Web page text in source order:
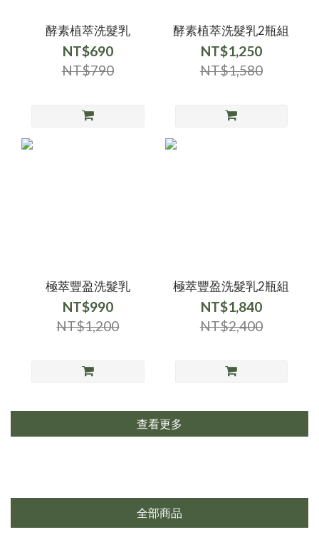
酵素植萃洗髮乳
NT$690
NT$790
酵素植萃洗髮乳2瓶組
NT$1,250
NT$1,580
極萃豐盈洗髮乳
NT$990
NT$1,200
極萃豐盈洗髮乳2瓶組
NT$1,840
NT$2,400
查看更多
全部商品